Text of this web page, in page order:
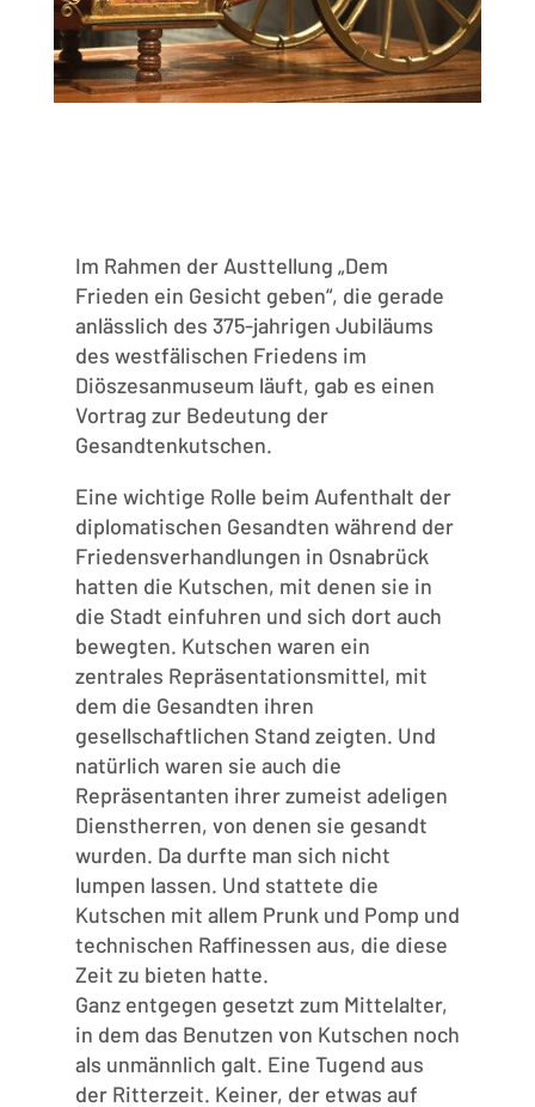
Im Rahmen der Austtellung „Dem
Frieden ein Gesicht geben“, die gerade
anlässlich des 375-jahrigen Jubiläums
des westfälischen Friedens im
Diöszesanmuseum läuft, gab es einen
Vortrag zur Bedeutung der
Gesandtenkutschen.
Eine wichtige Rolle beim Aufenthalt der
diplomatischen Gesandten während der
Friedensverhandlungen in Osnabrück
hatten die Kutschen, mit denen sie in
die Stadt einfuhren und sich dort auch
bewegten. Kutschen waren ein
zentrales Repräsentationsmittel, mit
dem die Gesandten ihren
gesellschaftlichen Stand zeigten. Und
natürlich waren sie auch die
Repräsentanten ihrer zumeist adeligen
Dienstherren, von denen sie gesandt
wurden. Da durfte man sich nicht
lumpen lassen. Und stattete die
Kutschen mit allem Prunk und Pomp und
technischen Raffinessen aus, die diese
Zeit zu bieten hatte.
Ganz entgegen gesetzt zum Mittelalter,
in dem das Benutzen von Kutschen noch
als unmännlich galt. Eine Tugend aus
der Ritterzeit. Keiner, der etwas auf